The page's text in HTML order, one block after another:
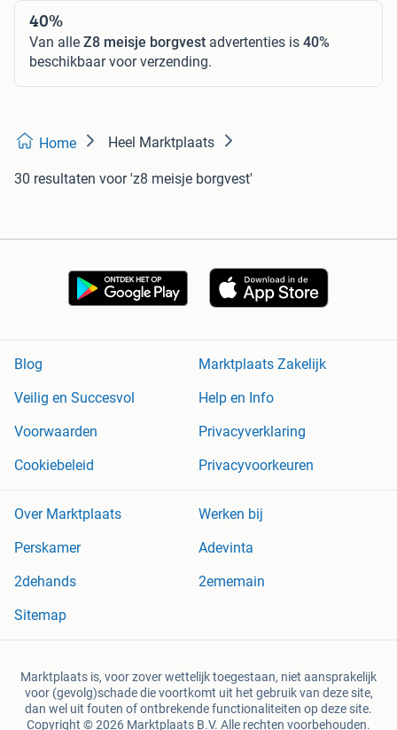
40%
Van alle Z8 meisje borgvest advertenties is 40%
beschikbaar voor verzending.
Home Heel Marktplaats
30 resultaten voor 'z8 meisje borgvest'
Blog
Marktplaats Zakelijk
Veilig en Succesvol
Help en Info
Voorwaarden
Privacyverklaring
Cookiebeleid
Privacyvoorkeuren
Over Marktplaats
Werken bij
Perskamer
Adevinta
2dehands
2ememain
Sitemap
Marktplaats is, voor zover wettelijk toegestaan, niet aansprakelijk
voor (gevolg)schade die voortkomt uit het gebruik van deze site,
dan wel uit fouten of ontbrekende functionaliteiten op deze site.
Copyright © 2026 Marktplaats B.V. Alle rechten voorbehouden.